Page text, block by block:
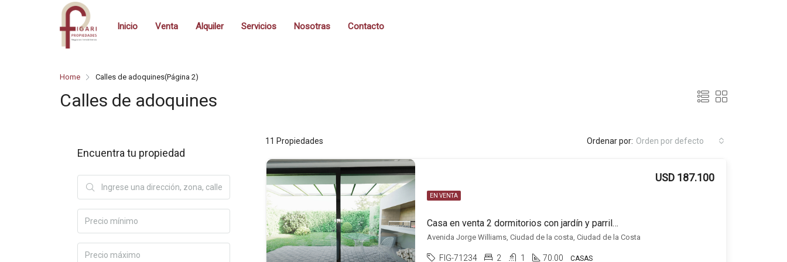
Inicio Venta Alquiler Servicios Nosotras Contacto
Home Calles de adoquines(Página 2)
Calles de adoquines
11 Propiedades Ordenar por: Orden por defecto
EN VENTA
Casa en venta 2 dormitorios con jardín y parrillero, en Ciudad de la Costa.
USD 187.100
Avenida Jorge Williams, Ciudad de la costa, Ciudad de la Costa
FIG-71234 2 1 70.00 CASAS
Encuentra tu propiedad